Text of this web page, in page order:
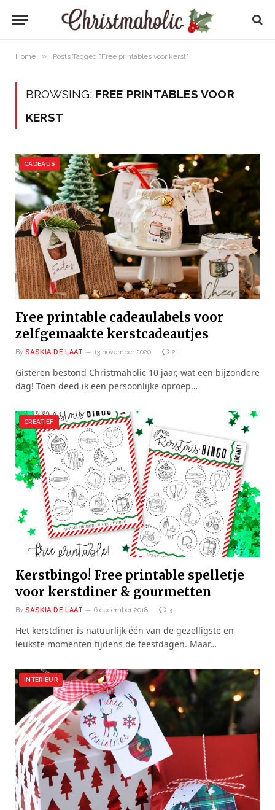
Home » Posts Tagged "Free printables voor kerst"
BROWSING: FREE PRINTABLES VOOR
KERST
CADEAUS
Free printable cadeaulabels voor
zelfgemaakte kerstcadeautjes
By SASKIA DE LAAT 13 november 2020 21
Gisteren bestond Christmaholic 10 jaar, wat een bijzondere
dag! Toen deed ik een persoonlijke oproep…
CREATIEF
Kerstbingo! Free printable spelletje
voor kerstdiner & gourmetten
By SASKIA DE LAAT 6 december 2018 3
Het kerstdiner is natuurlijk één van de gezelligste en
leukste momenten tijdens de feestdagen. Maar…
INTERIEUR